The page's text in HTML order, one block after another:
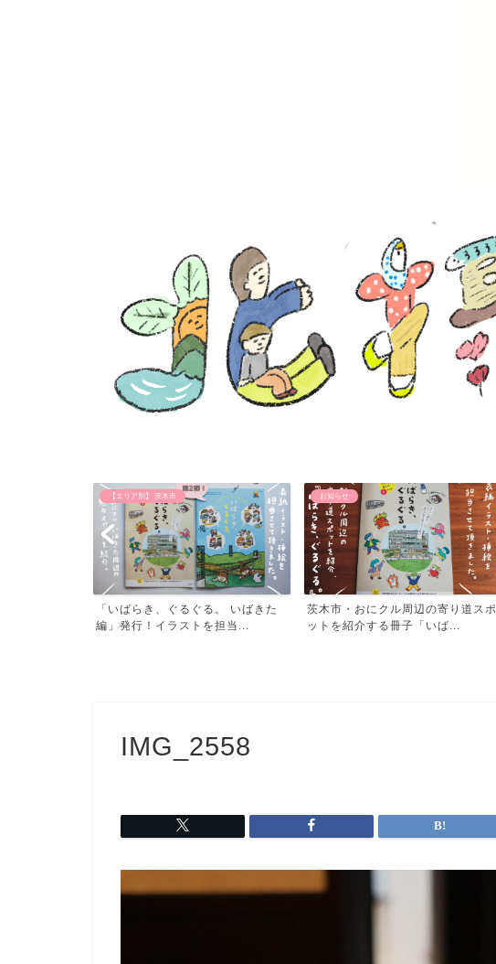
【エリア別】 茨木市
「いばらき、ぐるぐる。 いばきた
編」発行！イラストを担当...
お知らせ
茨木市・おにクル周辺の寄り道スポ
ットを紹介する冊子「いば...
IMG_2558